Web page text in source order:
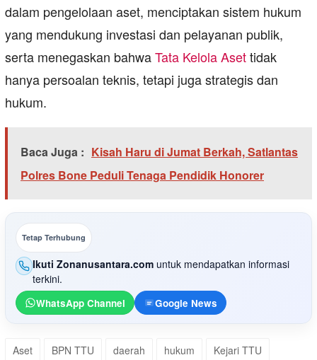
dalam pengelolaan aset, menciptakan sistem hukum
yang mendukung investasi dan pelayanan publik,
serta menegaskan bahwaTata Kelola Asettidak
hanya persoalan teknis, tetapi juga strategis dan
hukum.
Baca Juga : Kisah Haru di Jumat Berkah, Satlantas
Polres Bone Peduli Tenaga Pendidik Honorer
Tetap Terhubung
Ikuti Zonanusantara.com untuk mendapatkan informasi
terkini.
WhatsApp Channel Google News
Aset BPN TTU daerah hukum
Kejari TTU